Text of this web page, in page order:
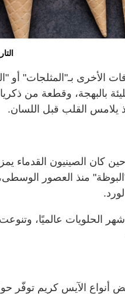
الأخرى بـ"المثلجات" أو
بالبهجة، وقطعة من
يلامس القلب قبل اللسان.
كان الصينيون القدماء
منذ العصور
الحلويات عالميًا،
أنواع الآيس كريم توفّر